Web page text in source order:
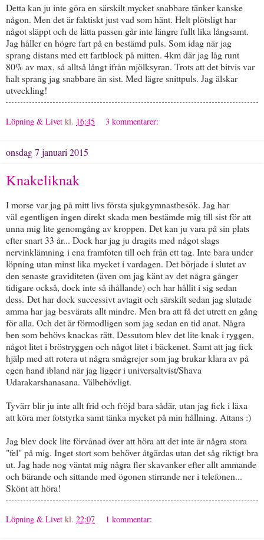
Detta kan ju inte göra en särskilt mycket snabbare tänker kanske
någon. Men det är faktiskt just vad som hänt. Helt plötsligt har
något släppt och de lätta passen går inte längre fullt lika långsamt.
Jag håller en högre fart på en bestämd puls. Som idag när jag
sprang distans med ett fartblock på mitten. 4km där jag låg runt
80% av max, så alltså långt ifrån mjölksyran. Trots att det bitvis var
halt sprang jag snabbare än sist. Med lägre snittpuls. Jag älskar
utveckling!
Löpning & Livet kl. 16:45 3 kommentarer:
onsdag 7 januari 2015
Knakeliknak
I morse var jag på mitt livs första sjukgymnastbesök. Jag har
väl egentligen ingen direkt skada men bestämde mig till sist för att
unna mig lite genomgång av kroppen. Det kan ju vara på sin plats
efter snart 33 år... Dock har jag ju dragits med något slags
nervinklämning i ena framfoten till och från ett tag. Inte bara under
löpning utan minst lika mycket i vardagen. Det började i slutet av
den senaste graviditeten (även om jag känt av det några gånger
tidigare också, dock inte så ihållande) och har hållit i sig sedan
dess. Det har dock successivt avtagit och särskilt sedan jag slutade
amma har jag besvärats allt mindre. Men bra att få det utrett en gång
för alla. Och det är förmodligen som jag sedan en tid anat. Några
ben som behövs knackas rätt. Dessutom blev det lite knak i ryggen,
något litet i bröstryggen och något litet i bäckenet. Samt att jag fick
hjälp med att rotera ut några smågrejer som jag brukar klara av på
egen hand ibland när jag ligger i universaltvist/Shava
Udarakarshanasana. Välbehövligt.
Tyvärr blir ju inte allt frid och fröjd bara sådär, utan jag fick i läxa
att köra mer fotstyrka samt tänka mycket på min hållning. Attans :)
Jag blev dock lite förvånad över att höra att det inte är några stora
"fel" på mig. Inget stort som behöver åtgärdas utan det såg riktigt bra
ut. Jag hade nog väntat mig några fler skavanker efter allt ammande
och bärande och sittande med ögonen stirrande ner i telefonen...
Skönt att höra!
Löpning & Livet kl. 22:07 1 kommentar: